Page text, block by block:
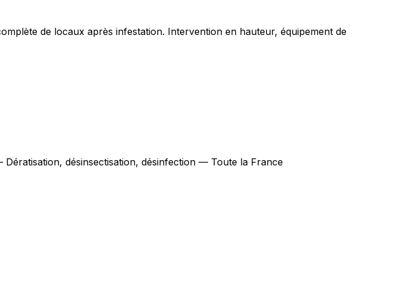
de locaux après infestation. Intervention en hauteur, équipement de
Dératisation, désinsectisation, désinfection — Toute la France